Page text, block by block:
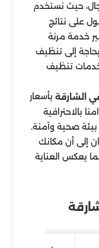
حيث نستخدم
على نتائج
خدمة مرنة
إلى تنظيف
تنظيف
الشارقة بأسعار
بالاحترافية
صحية وآمنة.
إلى أن مكانك
يعكس العناية